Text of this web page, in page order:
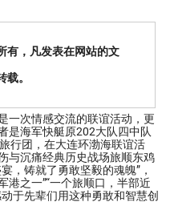
有，凡发表在网站的文
。
一次情感交流的联谊活动，更
是海军快艇原202大队四中队
行团，在大连环渤海联谊活
与沉痛经典历史战场旅顺东鸡
，铸就了勇敢坚毅的魂魄”，
港之一”“一个旅顺口，半部近
于先辈们用这种勇敢和智慧创